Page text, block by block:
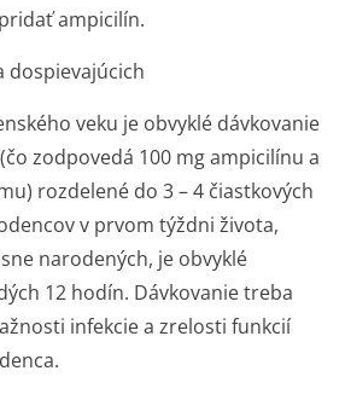
ampicilín.
dospievajúcich
veku je obvyklé dávkovanie
zodpovedá 100 mg ampicilínu a
rozdelené do 3 – 4 čiastkových
v prvom týždni života,
narodených, je obvyklé
12 hodín. Dávkovanie treba
infekcie a zrelosti funkcií